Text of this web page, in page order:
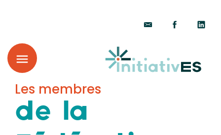
Les membres
de la